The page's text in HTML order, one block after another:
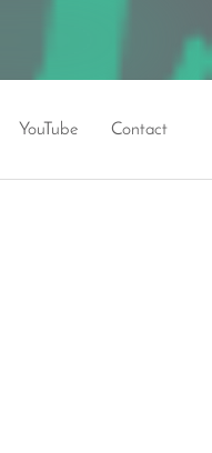
YouTube Contact